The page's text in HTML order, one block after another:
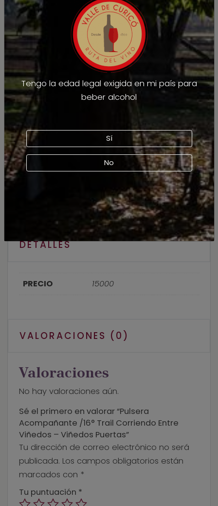
Tengo la edad legal exigida en mi país para
beber alcohol
Sí
No
DETALLES
PRECIO 15000
VALORACIONES (0)
Valoraciones
No hay valoraciones aún.
Sé el primero en valorar “Pulsera
Acompañante /16° Trail Corriendo Entre
Viñedos – Viñedos Puertas”
Tu dirección de correo electrónico no será
publicada. Los campos obligatorios están
marcados con *
Tu puntuación *